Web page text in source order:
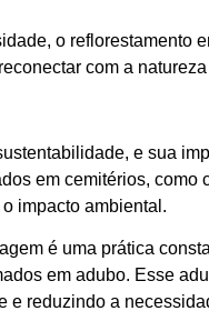
o reflorestamento
com a
e sua
em cemitérios,
impacto ambiental.
é uma prática
em adubo. Esse
reduzindo a